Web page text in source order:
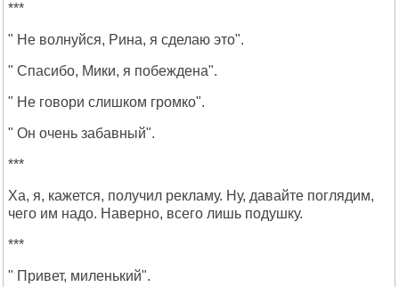
***
" Не волнуйся, Рина, я сделаю это".
" Спасибо, Мики, я побеждена".
" Не говори слишком громко".
" Он очень забавный".
***
Ха, я, кажется, получил рекламу. Ну, давайте поглядим,
чего им надо. Наверно, всего лишь подушку.
***
" Привет, миленький".